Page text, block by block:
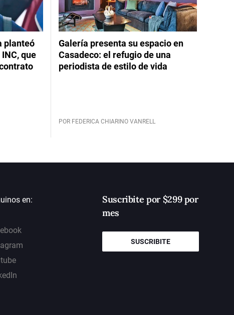
planteó
que
Galería presenta su espacio en
Casadeco: el refugio de una
periodista de estilo de vida
POR FEDERICA CHIARINO VANRELL
en:
Suscribite por $299 por
mes
SUSCRIBITE